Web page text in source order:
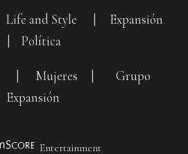
Life and Style
Expansión
Política
Mujeres
Grupo
Expansión
Entertainment